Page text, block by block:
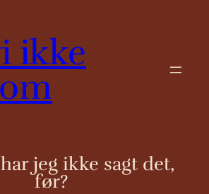
ikke
jeg ikke sagt det,
før?